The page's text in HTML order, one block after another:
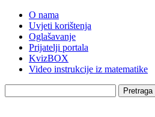
O nama
Uvjeti korištenja
Oglašavanje
Prijatelji portala
KvizBOX
Video instrukcije iz matematike
Pretraga